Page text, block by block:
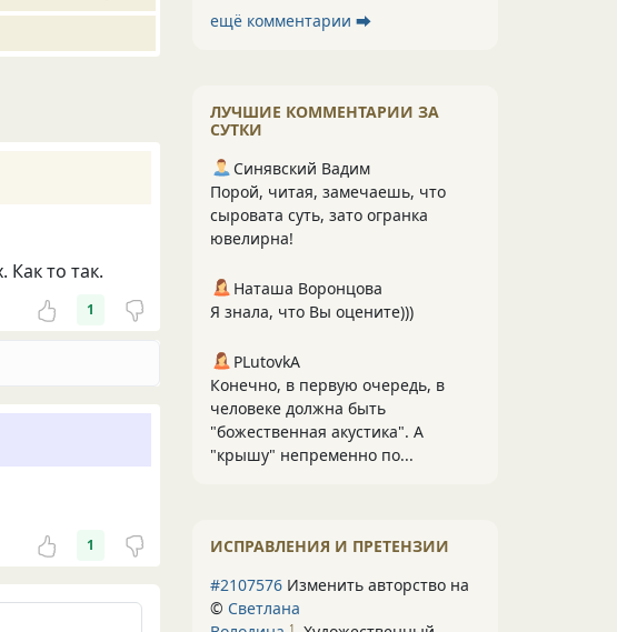
Как то так.
1
1
ещё комментарии ⮕
ЛУЧШИЕ КОММЕНТАРИИ ЗА
СУТКИ
Синявский Вадим
Порой, читая, замечаешь, что
сыровата суть, зато огранка
ювелирна!
Наташа Воронцова
Я знала, что Вы оцените)))
PLutоvkА
Конечно, в первую очередь, в
человеке должна быть
"божественная акустика". А
"крышу" непременно по...
ИСПРАВЛЕНИЯ И ПРЕТЕНЗИИ
#2107576 Изменить авторство на
© Светлана
1